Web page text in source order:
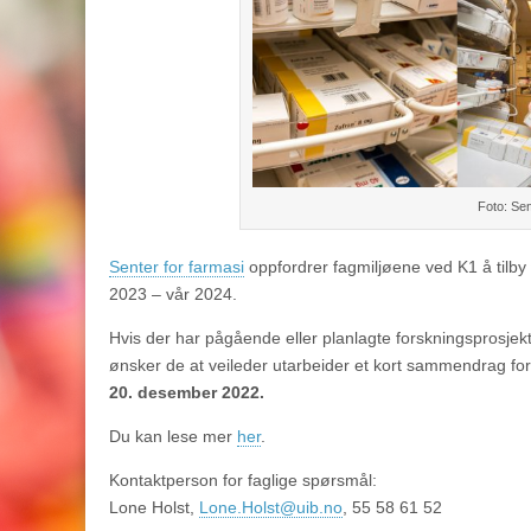
Foto:
Senter for farmasi oppfordrer fagmiljøene ved K1 å
2023 – vår 2024.
Hvis der har pågående eller planlagte
ønsker de at veileder utarbeider et kort sammendrag
20. desember 2022.
Du kan lese mer her.
Kontaktperson for faglige spørsmål:
Lone Holst, Lone.Holst@uib.no , 55 58 61 52